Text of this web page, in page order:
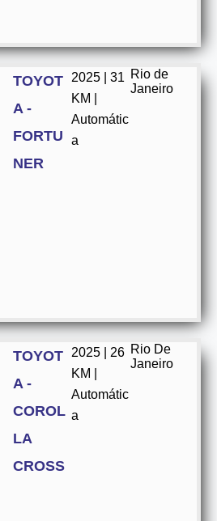
TOYOT
A -
FORTU
NER
2025 | 31
KM |
Automátic
a
Rio de
Janeiro
TOYOT
A -
COROL
LA
CROSS
2025 | 26
KM |
Automátic
a
Rio De
Janeiro